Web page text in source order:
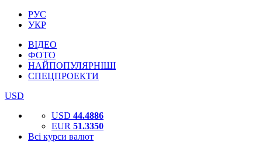
РУС
УКР
ВІДЕО
ФОТО
НАЙПОПУЛЯРНІШІ
СПЕЦПРОЕКТИ
USD
USD 44.4886
EUR 51.3350
Всі курси валют